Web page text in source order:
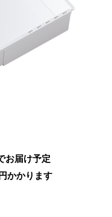
お届け予定
円かかります